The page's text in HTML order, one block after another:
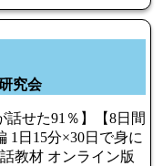
究会
話せた91％】【8日間
1日15分×30日で身に
教材 オンライン版